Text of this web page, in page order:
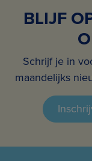
BLIJF
Schrijf je in
maandelijks